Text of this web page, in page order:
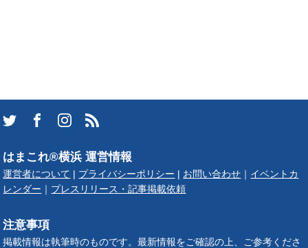
はまこれ®横浜 運営情報
運営者について プライバシーポリシー お問い合わせ
イベントカ
レンダー
プレスリリース・記事掲載依頼
注意事項
掲載情報は執筆時のものです。最新情報をご確認の上、ご参考くださ